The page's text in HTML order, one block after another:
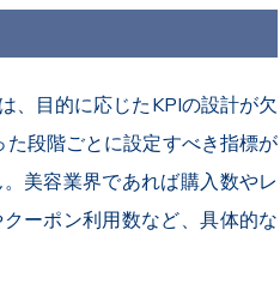
、目的に応じたKPIの設計が欠
段階ごとに設定すべき指標が
美容業界であれば購入数やレ
ーポン利用数など、具体的な